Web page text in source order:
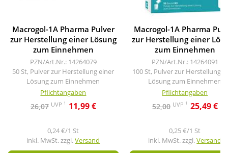
Macrogol-1A Pharma Pulver
zur Herstellung einer Lösung
zum Einnehmen
PZN/Art.Nr.: 14264079
50 St, Pulver zur Herstellung einer
Lösung zum Einnehmen
Pflichtangaben
26,07 UVP 1 11,99 €
0,24 €/1 St
inkl. MwSt. zzgl.Versand
Macrogol-1A Pharma
zur Herstellung einer
zum Einnehmen
PZN/Art.Nr.: 14264091
100 St, Pulver zur Herstellung
Lösung zum Einnehmen
Pflichtangaben
52,00 UVP 1 25,49 €
0,25 €/1 St
inkl. MwSt. zzgl.Versand